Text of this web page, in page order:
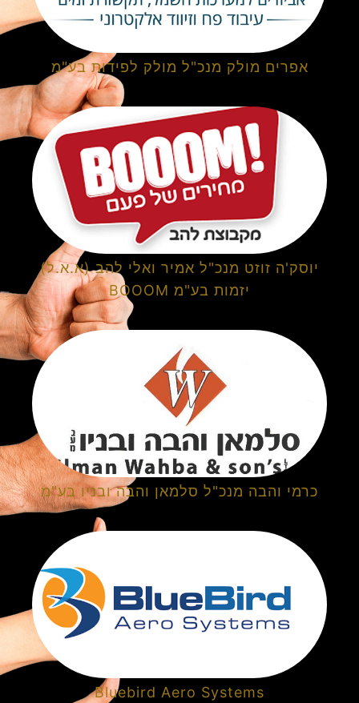
אפרים מולק מנכ"ל מולק לפידות בע"מ
יוסק'ה זוזט מנכ"ל אמיר ואלי להב (א.א.ל)
יזמות בע"מ BOOOM
כרמי והבה מנכ"ל סלמאן והבה ובניו בע"מ
Bluebird Aero Systems